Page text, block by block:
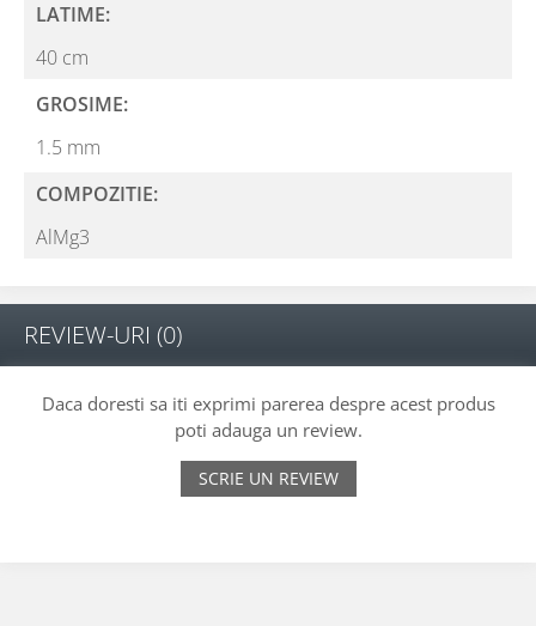
LATIME:
40 cm
GROSIME:
1.5 mm
COMPOZITIE:
AlMg3
REVIEW-URI (0)
Daca doresti sa iti exprimi parerea despre acest produs
poti adauga un review.
SCRIE UN REVIEW